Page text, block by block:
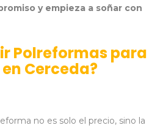
y empieza a soñar con
Polreformas para
Cerceda?
no es solo el precio, sino la